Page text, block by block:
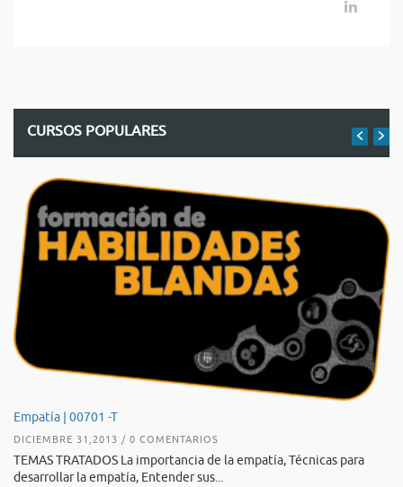
CURSOS POPULARES
Empatía | 00701 -T
DICIEMBRE 31,2013 / 0 COMENTARIOS
TEMAS TRATADOS La importancia de la empatía, Técnicas para
desarrollar la empatía, Entender sus...